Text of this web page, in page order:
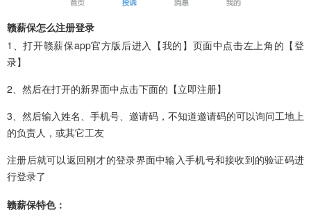
赣薪保怎么注册登录
1、打开赣薪保app官方版后进入【我的】页面中点击左上角的【登
录】
2、然后在打开的新界面中点击下面的【立即注册】
3、然后输入姓名、手机号、邀请码，不知道邀请码的可以询问工地上
的负责人，或其它工友
注册后就可以返回刚才的登录界面中输入手机号和接收到的验证码进
行登录了
赣薪保特色：